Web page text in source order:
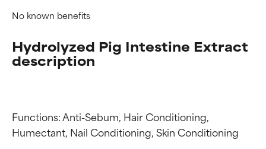
No known benefits
Hydrolyzed Pig Intestine Extract
description
Functions: Anti-Sebum, Hair Conditioning,
Humectant, Nail Conditioning, Skin Conditioning